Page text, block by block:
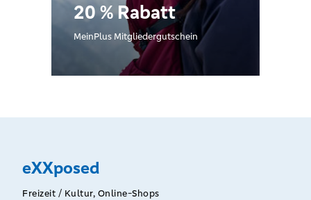
20 % Rabatt
MeinPlus Mitgliedergutschein
eXXposed
Freizeit / Kultur, Online-Shops